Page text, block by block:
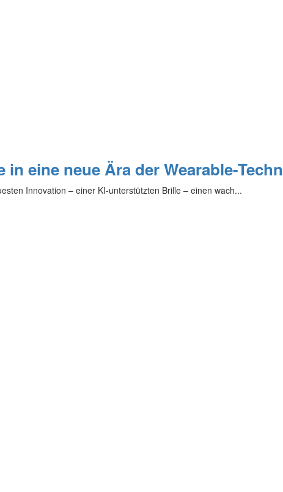
eine neue Ära der Wearable-
Innovation – einer KI-unterstützten Brille – einen wach...